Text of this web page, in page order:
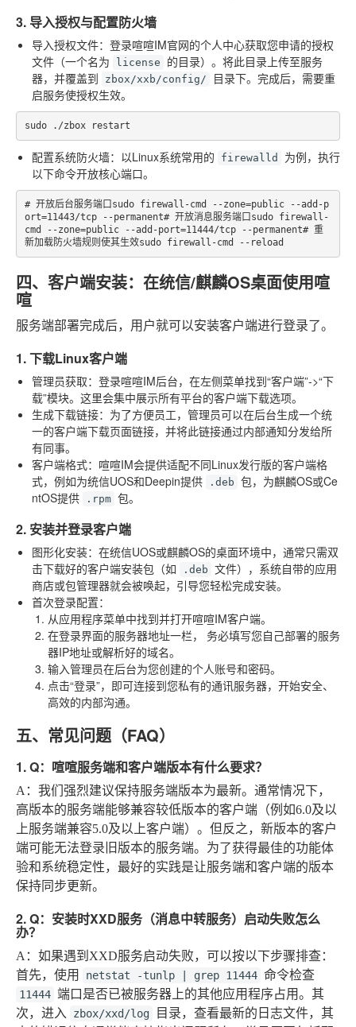
3. 导入授权与配置防火墙
导入授权文件：登录喧喧IM官网的个人中心获取您申请的授权
文件（一个名为
license
的目录）。将此目录上传至服务
器，并覆盖到
zbox/xxb/config/
目录下。完成后，需要重
启服务使授权生效。
sudo ./zbox restart
配置系统防火墙：以Linux系统常用的 firewalld
为例，执行
以下命令开放核心端口。
# 开放后台服务端口sudo firewall-cmd --zone=public --add-p
ort=11443/tcp --permanent# 开放消息服务端口sudo firewall-
cmd --zone=public --add-port=11444/tcp --permanent# 重
新加载防火墙规则使其生效sudo firewall-cmd --reload
四、客户端安装：在统信/麒麟OS桌面使用喧
喧
服务端部署完成后，用户就可以安装客户端进行登录了。
1. 下载Linux客户端
管理员获取：登录喧喧IM后台，在左侧菜单找到“客户端”->“下
载”模块。这里会集中展示所有平台的客户端下载选项。
生成下载链接：为了方便员工，管理员可以在后台生成一个统
一的客户端下载页面链接，并将此链接通过内部通知分发给所
有同事。
客户端格式：喧喧IM会提供适配不同Linux发行版的客户端格
式，例如为统信UOS和Deepin提供
.deb 包，为麒麟OS或Ce
ntOS提供
.rpm 包。
2. 安装并登录客户端
图形化安装：在统信UOS或麒麟OS的桌面环境中，通常只需双
击下载好的客户端安装包（如
.deb 文件），系统自带的应用
商店或包管理器就会被唤起，引导您轻松完成安装。
首次登录配置：
从应用程序菜单中找到并打开喧喧IM客户端。
在登录界面的服务器地址一栏， 务必填写您自己部署的服务
器IP地址或解析好的域名。
输入管理员在后台为您创建的个人账号和密码。
点击“登录”，即可连接到您私有的通讯服务器，开始安全、
高效的内部沟通。
五、常见问题（FAQ）
1. Q：喧喧服务端和客户端版本有什么要求？
A ：我们强烈建议保持服务端版本为最新。通常情况下，
高版本的服务端能够兼容较低版本的客户端（例如6.0及以
上服务端兼容5.0及以上客户端）。但反之，新版本的客户
端可能无法登录旧版本的服务端。为了获得最佳的功能体
验和系统稳定性，最好的实践是让服务端和客户端的版本
保持同步更新。
2. Q：安装时XXD服务（消息中转服务）启动失败怎么
办？
A ：如果遇到XXD服务启动失败，可以按以下步骤排查：
首先，使用
netstat -tunlp | grep 11444 命令检查
11444 端口是否已被服务器上的其他应用程序占用。其
次，进入
zbox/xxd/log
目录，查看最新的日志文件，其